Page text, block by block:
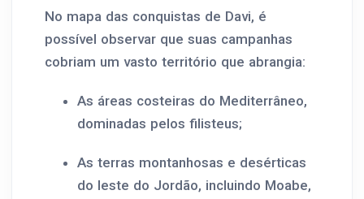
No mapa das conquistas de Davi, é
possível observar que suas campanhas
cobriam um vasto território que abrangia:
As áreas costeiras do Mediterrâneo,
dominadas pelos filisteus;
As terras montanhosas e desérticas
do leste do Jordão, incluindo Moabe,